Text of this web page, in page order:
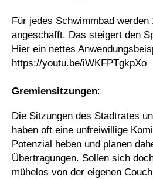
Für jedes Schwimmbad werden
angeschafft. Das steigert den
Hier ein nettes
https://youtu.be/iWKFPTgkpXo
Gremiensitzungen:
Die Sitzungen des Stadtrates
haben oft eine unfreiwillige
Potenzial heben und planen
Übertragungen. Sollen sich
mühelos von der eigenen